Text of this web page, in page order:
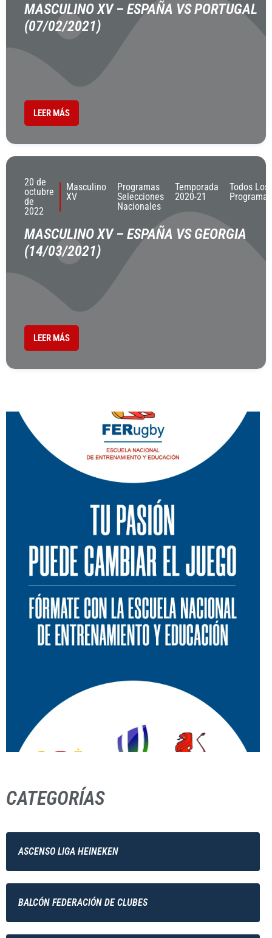
MASCULINO XV – ESPAÑA VS PORTUGAL
(07/02/2021)
LEER MÁS
20 de
octubre
de
2022
Masculino
XV
Programas
Selecciones
Nacionales
Temporada
2020-21
Todos Los
Programas
MASCULINO XV – ESPAÑA VS GEORGIA
(14/03/2021)
LEER MÁS
CATEGORÍAS
ASCENSO LIGA HEINEKEN
BALCÓN FEDERACIÓN DE CLUBES